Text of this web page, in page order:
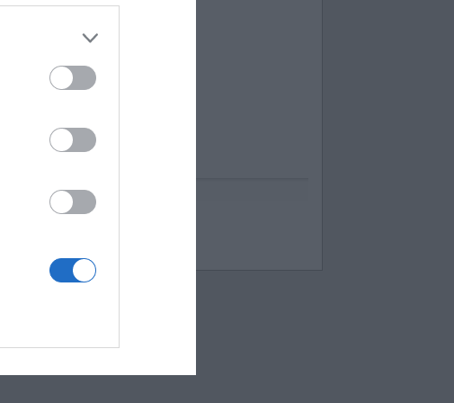
Respuestas Apensar
100 pics cheats
4 bilder 1 wort lösungen
4 images 1 mot
Games-helper.com
gavus Mokslon.lt sutikimą.